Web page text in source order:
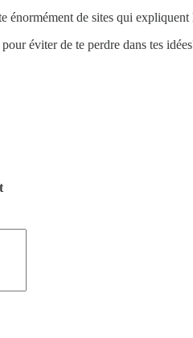
énormément de sites qui
éviter de te perdre dans tes